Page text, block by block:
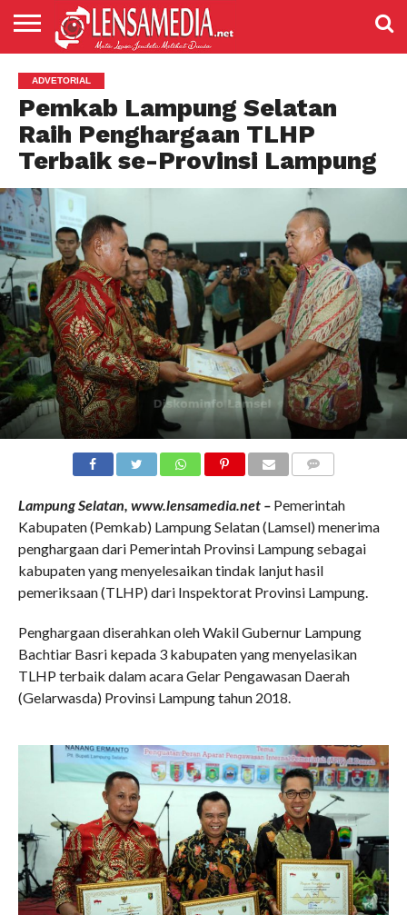
PENDIDIKAN
ENTERTAIMENT
POLITIK
PRISTIWA
SPORT
DAERAH
NASIONAL
ADVETORIAL
ADVETORIAL
Pemkab Lampung Selatan
Raih Penghargaan TLHP
Terbaik se-Provinsi Lampung
Lampung Selatan, www.lensamedia.net – Pemerintah
Kabupaten (Pemkab) Lampung Selatan (Lamsel) menerima
penghargaan dari Pemerintah Provinsi Lampung sebagai
kabupaten yang menyelesaikan tindak lanjut hasil
pemeriksaan (TLHP) dari Inspektorat Provinsi Lampung.
Penghargaan diserahkan oleh Wakil Gubernur Lampung
Bachtiar Basri kepada 3 kabupaten yang menyelasikan
TLHP terbaik dalam acara Gelar Pengawasan Daerah
(Gelarwasda) Provinsi Lampung tahun 2018.